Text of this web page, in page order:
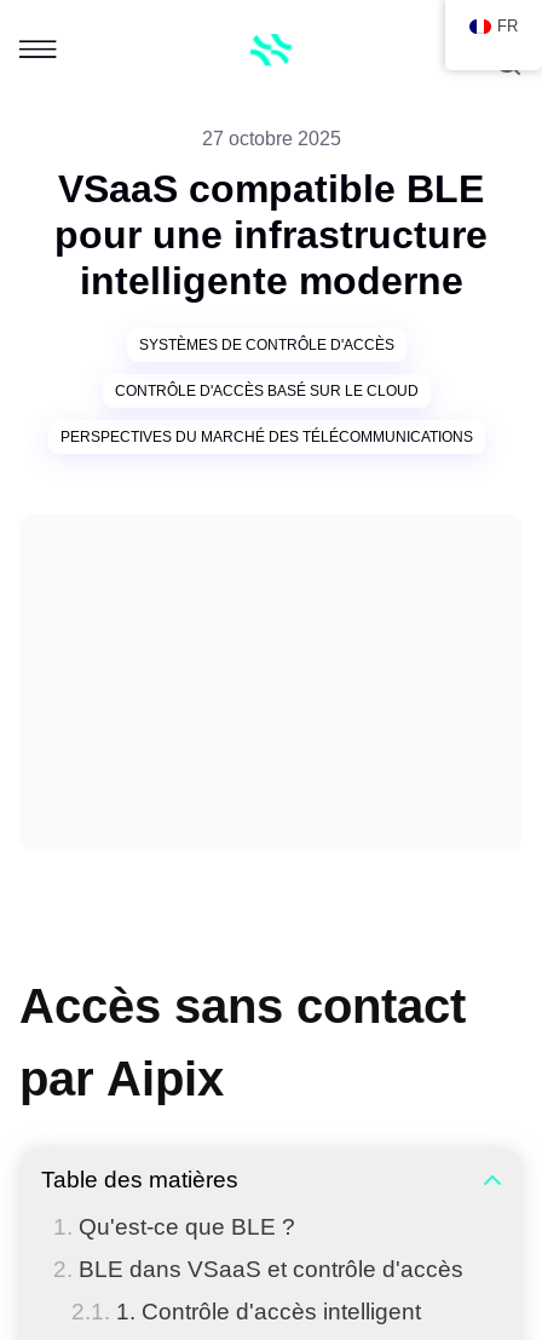
27 octobre 2025
VSaaS compatible BLE
pour une infrastructure
intelligente moderne
SYSTÈMES DE CONTRÔLE D'ACCÈS
CONTRÔLE D'ACCÈS BASÉ SUR LE CLOUD
PERSPECTIVES DU MARCHÉ DES TÉLÉCOMMUNICATIONS
Accès sans contact
par Aipix
Table des matières
Qu'est-ce que BLE ?
BLE dans VSaaS et contrôle d'accès
1. Contrôle d'accès intelligent
FR